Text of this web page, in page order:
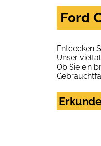
Ford
Entdecken
Unser
Ob Sie ein